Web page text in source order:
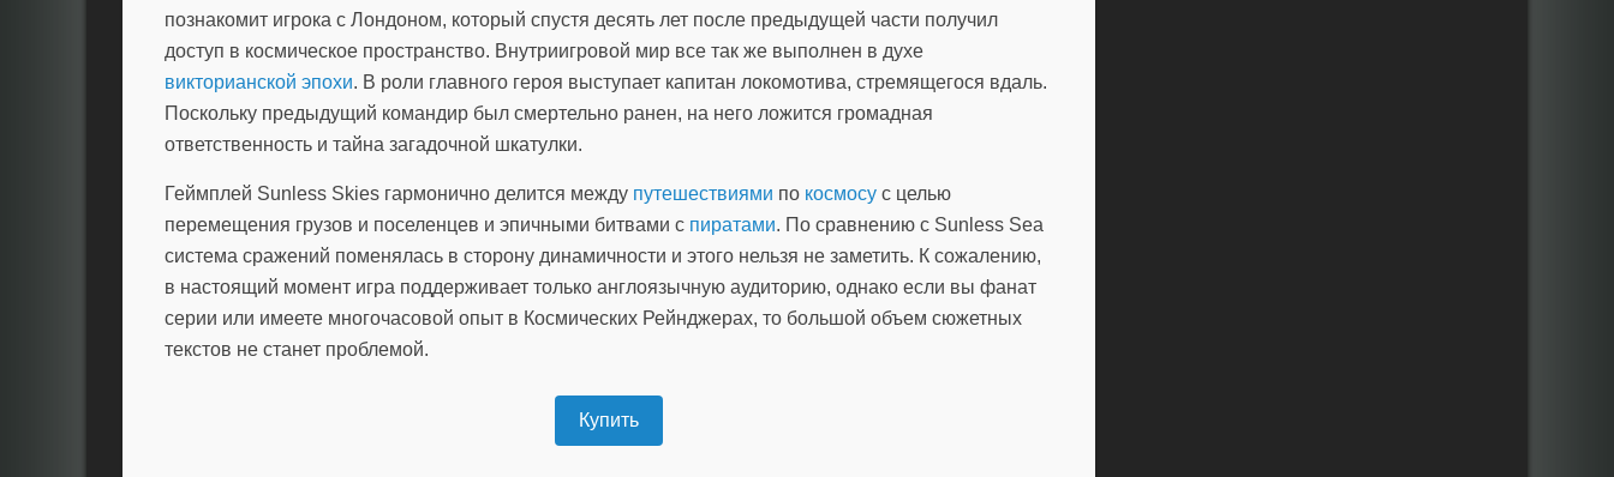
познакомит игрока с Лондоном, который спустя десять лет после предыдущей части получил
доступ в космическое пространство. Внутриигровой мир все так же выполнен в духе
викторианской эпохи. В роли главного героя выступает капитан локомотива, стремящегося вдаль.
Поскольку предыдущий командир был смертельно ранен, на него ложится громадная
ответственность и тайна загадочной шкатулки.
Геймплей Sunless Skies гармонично делится между путешествиями по космосу с целью
перемещения грузов и поселенцев и эпичными битвами с пиратами. По сравнению с Sunless Sea
система сражений поменялась в сторону динамичности и этого нельзя не заметить. К сожалению,
в настоящий момент игра поддерживает только англоязычную аудиторию, однако если вы фанат
серии или имеете многочасовой опыт в Космических Рейнджерах, то большой объем сюжетных
текстов не станет проблемой.
Купить